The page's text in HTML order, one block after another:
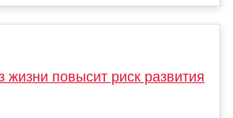
жизни повысит риск развития